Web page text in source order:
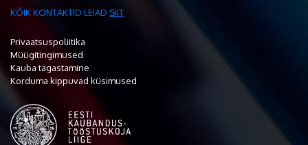
KÕIK KONTAKTID LEIAD SIIT
Privaatsuspoliitika
Müügitingimused
Kauba tagastamine
Korduma kippuvad küsimused